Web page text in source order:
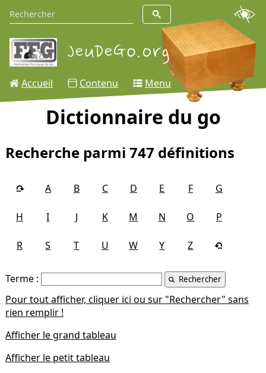
Accueil Contenu Menu
Dictionnaire du go
Recherche parmi 747 définitions
A B C D E F G
H I J K M N O P
R S T U W Y Z
Terme :
Pour tout afficher, cliquer ici ou sur "Rechercher" sans
rien remplir !
Afficher le grand tableau
Afficher le petit tableau